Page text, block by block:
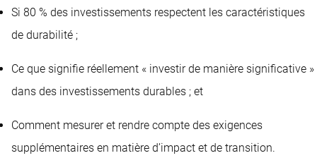
Si 80 % des investissements respectent les caractéristiques
de durabilité ;
Ce que signifie réellement « investir de manière significative »
dans des investissements durables ; et
Comment mesurer et rendre compte des exigences
supplémentaires en matière d’impact et de transition.